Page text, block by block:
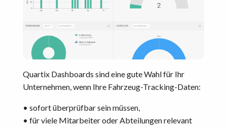
Quartix Dashboards sind eine gute Wahl für Ihr
Unternehmen, wenn Ihre Fahrzeug-Tracking-Daten:
• sofort überprüfbar sein müssen,
• für viele Mitarbeiter oder Abteilungen relevant